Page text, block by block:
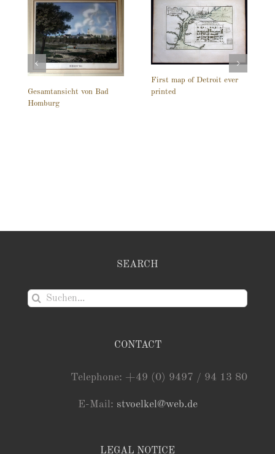
Gesamtansicht von Bad
Homburg
First map of Detroit ever
printed
SEARCH
Suche
CONTACT
Telephone: +49 (0) 9497 / 94 13 80
E-Mail: stvoelkel@web.de
LEGAL NOTICE